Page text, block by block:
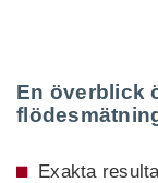
En överblick
Exakta